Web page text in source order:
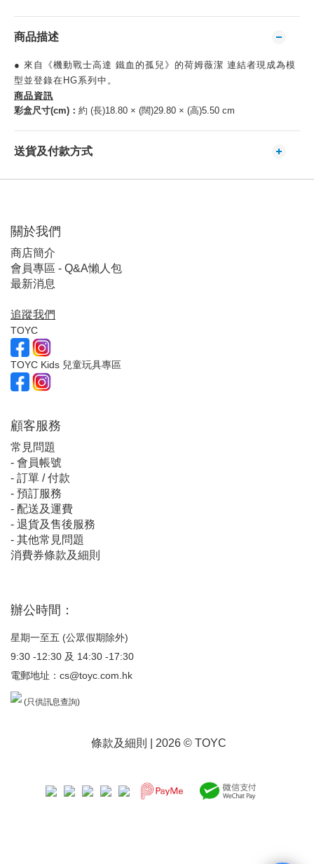
商品描述
● 來自《機動戰士高達 鐵血的孤兒》的荷姆薇潔 連結者現成為模
型並登錄在HG系列中。
商品資訊
彩盒尺寸(cm)： 約 (長)18.80 × (闊)29.80 × (高)5.50 cm
送貨及付款方式
關於我們
商店簡介
會員專區 - Q&A懶人包
最新消息
追蹤我們
TOYC
TOYC Kids 兒童玩具專區
顧客服務
常見問題
- 會員帳號
- 訂單 / 付款
- 預訂服務
- 配送及運費
- 退貨及售後服務
- 其他常見問題
消費券條款及細則
辦公時間：
星期一至五 (公眾假期除外)
9:30 -12:30 及 14:30 -17:30
電郵地址： cs@toyc.com.hk
(只供訊息查詢)
條款及細則 | 2026 © TOYC